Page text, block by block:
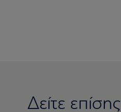
Δείτε επίσης